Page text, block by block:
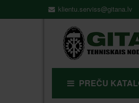
klientu.serviss@gitana.lv
PREČU